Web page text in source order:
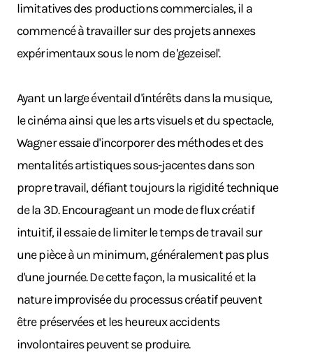
limitatives des productions commerciales, il a
commencé à travailler sur des projets annexes
expérimentaux sous le nom de 'gezeisel'.
Ayant un large éventail d'intérêts dans la musique,
le cinéma ainsi que les arts visuels et du spectacle,
Wagner essaie d'incorporer des méthodes et des
mentalités artistiques sous-jacentes dans son
propre travail, défiant toujours la rigidité technique
de la 3D. Encourageant un mode de flux créatif
intuitif, il essaie de limiter le temps de travail sur
une pièce à un minimum, généralement pas plus
d'une journée. De cette façon, la musicalité et la
nature improvisée du processus créatif peuvent
être préservées et les heureux accidents
involontaires peuvent se produire.